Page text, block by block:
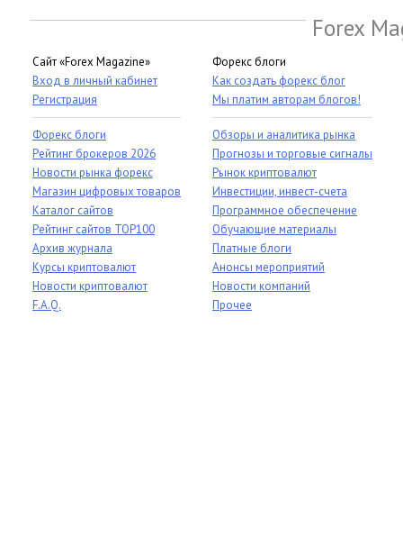
Forex
Сайт «Forex Magazine»
Вход в личный кабинет
Регистрация
Форекс блоги
Рейтинг брокеров 2026
Новости рынка форекс
Магазин цифровых товаров
Каталог сайтов
Рейтинг сайтов TOP100
Архив журнала
Курсы криптовалют
Новости криптовалют
F.A.Q.
Форекс блоги
Как создать форекс блог
Мы платим авторам блогов!
Обзоры и аналитика рынка
Прогнозы и торговые сигналы
Рынок криптовалют
Инвестиции, инвест-счета
Программное обеспечение
Обучающие материалы
Платные блоги
Анонсы мероприятий
Новости компаний
Прочее